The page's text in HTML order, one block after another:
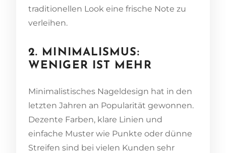
traditionellen Look eine frische Note zu
verleihen.
2. MINIMALISMUS:
WENIGER IST MEHR
Minimalistisches Nageldesign hat in den
letzten Jahren an Popularität gewonnen.
Dezente Farben, klare Linien und
einfache Muster wie Punkte oder dünne
Streifen sind bei vielen Kunden sehr